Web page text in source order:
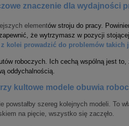
znaczenie dla wydajności
elementów stroju do pracy.
że wytrzymasz w pozycji
kolei prowadzić do problemów takich
roboczych. Ich cechą wspólną jest
oddychalnością.
kultowe modele obuwia
powstałby szereg kolejnych modeli. To
na pięcie, wszystko się zaczęło.